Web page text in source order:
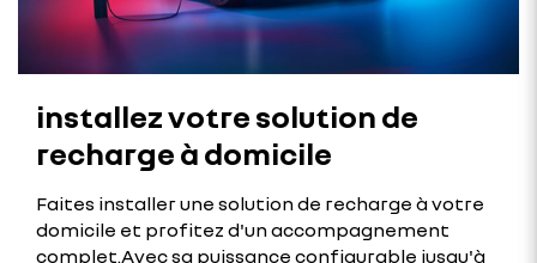
installez votre solution de
recharge à domicile
Faites installer une solution de recharge à votre
domicile et profitez d'un accompagnement
complet.​Avec sa puissance configurable jusqu'à